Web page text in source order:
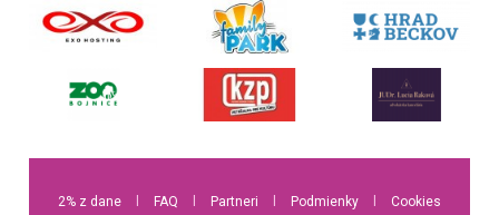
2% z dane FAQ Partneri Podmienky Cookies